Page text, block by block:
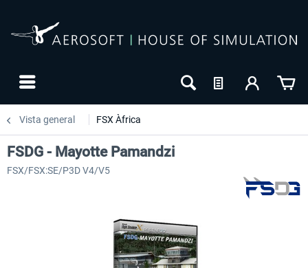
Vista general FSX Àfrica
FSDG - Mayotte Pamandzi
FSX/FSX:SE/P3D V4/V5